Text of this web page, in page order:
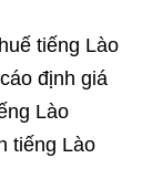
tiếng Lào
định giá
Lào
tiếng Lào